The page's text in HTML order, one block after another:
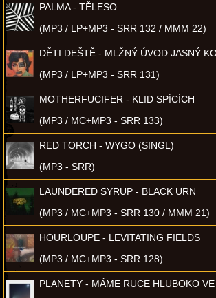
PALMA - TĚLESO
(MP3 / LP+MP3 - SRR 132 / MMM 22)
DĚTI DEŠTĚ - MLŽNÝ ÚVOD JASNÝ
(MP3 / LP+MP3 - SRR 131)
MOTHERFUCIFER - KLID SPÍCÍCH
(MP3 / MC+MP3 - SRR 133)
RED TORCH - WYGO (SINGL)
(MP3 - SRR)
LAUNDERED SYRUP - BLACK URN
(MP3 / MC+MP3 - SRR 130 / MMM 21)
HOURLOUPE - LEVITATING FIELDS
(MP3 / MC+MP3 - SRR 128)
PLANETY - MÁME RUCE HLUBOKO